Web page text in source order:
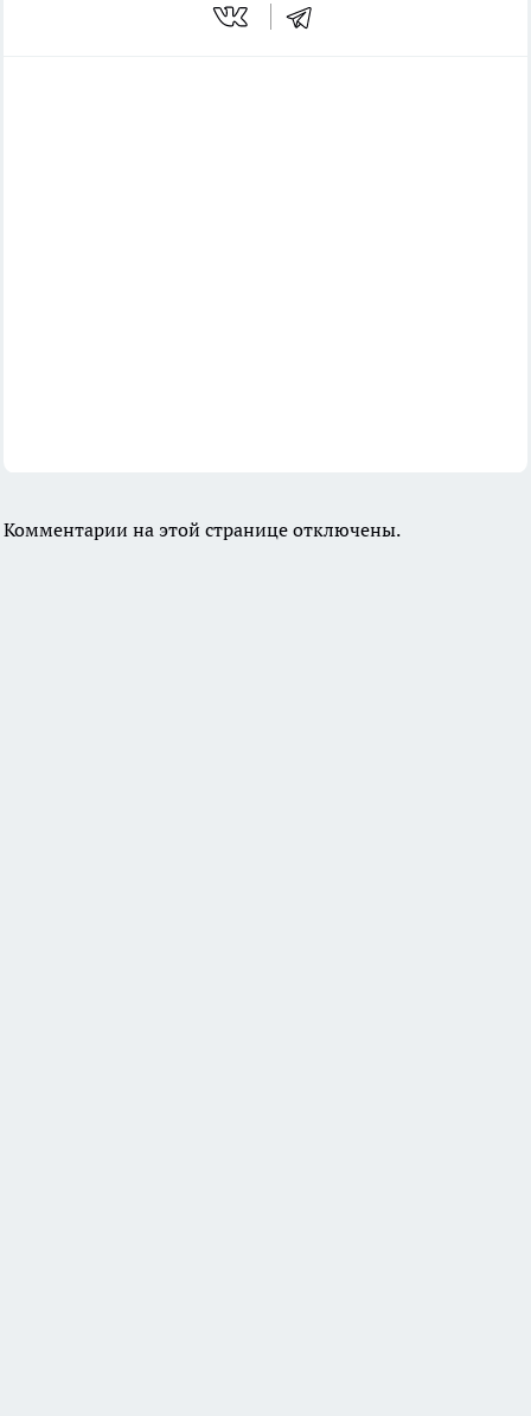
Комментарии на этой странице отключены.